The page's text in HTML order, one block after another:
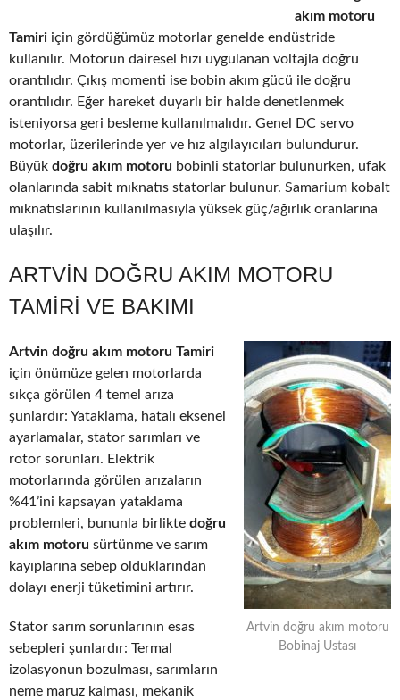
akım motoru
Tamiri için gördüğümüz motorlar genelde endüstride
kullanılır. Motorun dairesel hızı uygulanan voltajla doğru
orantılıdır. Çıkış momenti ise bobin akım gücü ile doğru
orantılıdır. Eğer hareket duyarlı bir halde denetlenmek
isteniyorsa geri besleme kullanılmalıdır. Genel DC servo
motorlar, üzerilerinde yer ve hız algılayıcıları bulundurur.
Büyük doğru akım motoru bobinli statorlar bulunurken, ufak
olanlarında sabit mıknatıs statorlar bulunur. Samarium kobalt
mıknatıslarının kullanılmasıyla yüksek güç/ağırlık oranlarına
ulaşılır.
ARTVIN DOĞRU AKIM MOTORU
TAMIRI VE BAKIMI
Artvin doğru akım motoru
Bobinaj Ustası
Artvin doğru akım motoru Tamiri
için önümüze gelen motorlarda
sıkça görülen 4 temel arıza
şunlardır: Yataklama, hatalı eksenel
ayarlamalar, stator sarımları ve
rotor sorunları. Elektrik
motorlarında görülen arızaların
%41’ini kapsayan yataklama
problemleri, bununla birlikte doğru
akım motoru sürtünme ve sarım
kayıplarına sebep olduklarından
dolayı enerji tüketimini artırır.
Stator sarım sorunlarının esas
sebepleri şunlardır: Termal
izolasyonun bozulması, sarımların
neme maruz kalması, mekanik